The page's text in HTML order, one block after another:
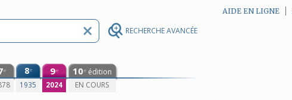
RECHERCHE AVANCÉE
AIDE EN LIGNE
e 8e
1935
9e
2024
10e édition
EN COURS